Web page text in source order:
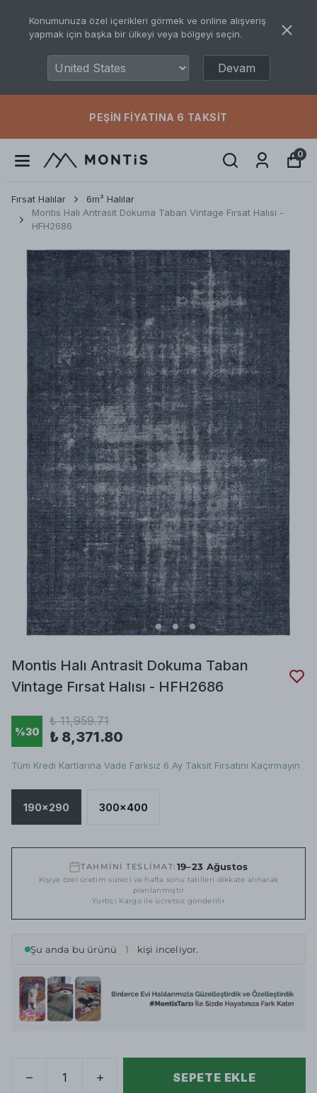
Konumunuza özel içerikleri görmek ve online alışveriş
yapmak için başka bir ülkeyi veya bölgeyi seçin.
Devam
PEŞIN FIYATINA 6 TAKSIT
0
Fırsat Halılar
6m² Halılar
Montis Halı Antrasit Dokuma Taban Vintage Fırsat Halısı -
HFH2686
Montis Halı Antrasit Dokuma Taban
Vintage Fırsat Halısı - HFH2686
%30
₺ 11,959.71
₺ 8,371.80
Tüm Kredi Kartlarına Vade Farksız 6 Ay Taksit Fırsatını Kaçırmayın
190x290 300x400
TAHMİNİ TESLİMAT: 19–23 Ağustos
Kişiye özel üretim süreci ve hafta sonu tatilleri dikkate alınarak
planlanmıştır
Yurtiçi Kargo ile ücretsiz gönderilir
Şu anda bu ürünü 1 kişi inceliyor.
SEPETE EKLE